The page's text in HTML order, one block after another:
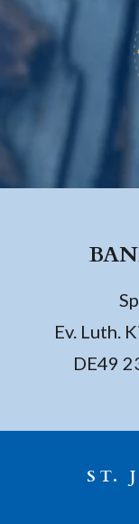
Ev. Luth.
DE49
ST.